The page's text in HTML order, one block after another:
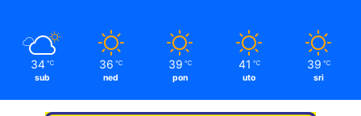
34 ℃
sub
36 ℃
ned
39 ℃
pon
41 ℃
uto
39 ℃
sri